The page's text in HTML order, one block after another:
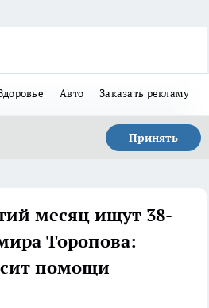
Авто Заказать рекламу
Принять
месяц ищут 38-
Торопова:
помощи